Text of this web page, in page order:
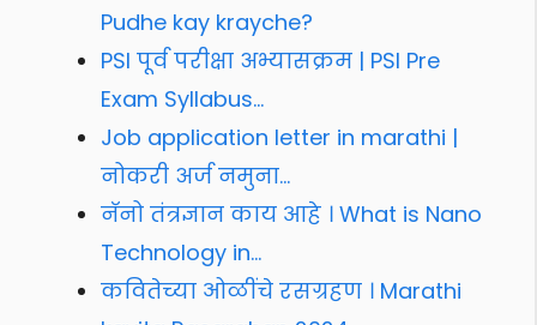
Pudhe kay krayche?
PSI पूर्व परीक्षा अभ्यासक्रम | PSI Pre
Exam Syllabus…
Job application letter in marathi |
नोकरी अर्ज नमुना…
नॅनो तंत्रज्ञान काय आहे । What is Nano
Technology in…
कवितेच्या ओळींचे रसग्रहण । Marathi